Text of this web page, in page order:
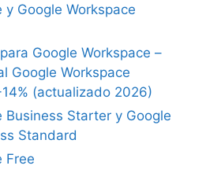
y Google Workspace
Google Workspace –
Google Workspace
14% (actualizado 2026)
Business Starter y Google
Standard
Free